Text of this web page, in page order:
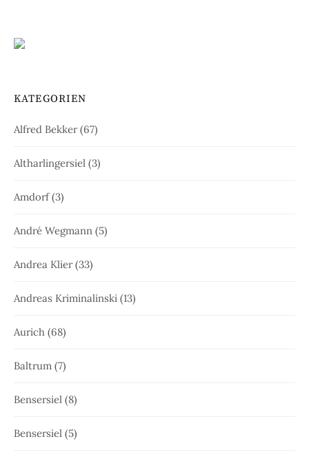
KATEGORIEN
Alfred Bekker(67)
Altharlingersiel (3)
Amdorf(3)
André Wegmann (5)
Andrea Klier(33)
Andreas Kriminalinski (13)
Aurich (68)
Baltrum (7)
Bensersiel (8)
Bensersiel (5)